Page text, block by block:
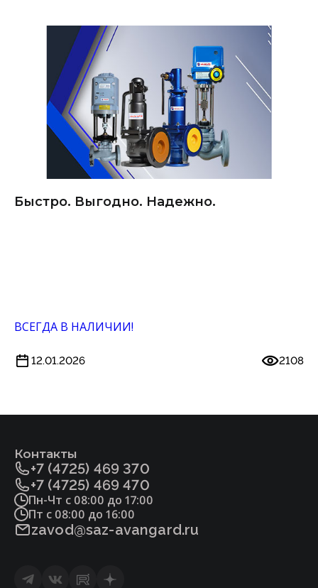
Быстро. Выгодно. Надежно.
ВСЕГДА В НАЛИЧИИ!
12.01.2026 2108
Контакты
+7 (4725) 469 370
+7 (4725) 469 470
Пн-Чт с 08:00 до 17:00
Пт с 08:00 до 16:00
zavod@saz-avangard.ru